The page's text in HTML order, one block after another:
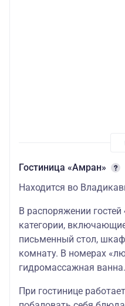
Гостиница «Амран»
Находится во
В распоряжении
категории,
письменный стол,
комнату. В номерах
гидромассажная ванна.
При гостинице